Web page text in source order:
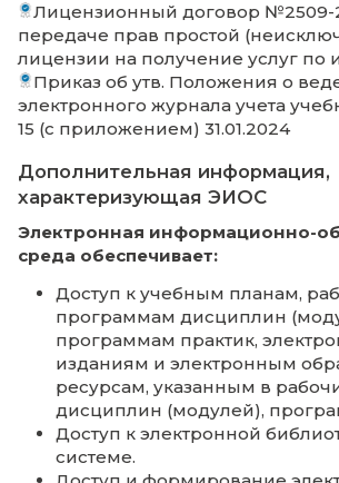
Положении об ЭИОС (№ 93) №
Приказ об использовании
цифровой платформы и
мессенджера МАХ № 132
Информация о
электронного
том числе сохранение их
эти работы
Работу с портфолио
"Электронный журнал"
https://
portfolio-action
Лицензионный договор
передаче прав простой